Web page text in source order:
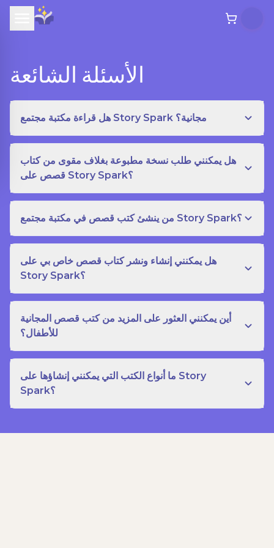
الأسئلة الشائعة
هل قراءة مكتبة مجتمع Story Spark مجانية؟
هل يمكنني طلب نسخة مطبوعة بغلاف مقوى من كتاب
قصص على Story Spark؟
من ينشئ كتب قصص في مكتبة مجتمع Story Spark؟
هل يمكنني إنشاء ونشر كتاب قصص خاص بي على
Story Spark؟
أين يمكنني العثور على المزيد من كتب قصص المجانية
للأطفال؟
ما أنواع الكتب التي يمكنني إنشاؤها على Story
Spark؟